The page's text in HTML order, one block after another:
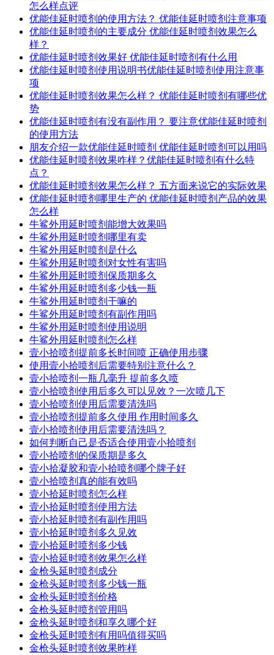
怎么样点评
优能佳延时喷剂的使用方法？ 优能佳延时喷剂注意事项
优能佳延时喷剂的主要成分 优能佳延时喷剂效果怎么
样？
优能佳延时喷剂效果好 优能佳延时喷剂有什么用
优能佳延时喷剂使用说明书优能佳延时喷剂使用注意事
项
优能佳延时喷剂效果怎么样？ 优能佳延时喷剂有哪些优
势
优能佳延时喷剂有没有副作用？ 要注意优能佳延时喷剂
的使用方法
朋友介绍一款优能佳延时喷剂 优能佳延时喷剂可以用吗
优能佳延时喷剂效果咋样？优能佳延时喷剂有什么特
点？
优能佳延时喷剂效果怎么样？ 五方面来说它的实际效果
优能佳延时喷剂哪里生产的 优能佳延时喷剂产品的效果
怎么样
牛鲨外用延时喷剂能增大效果吗
牛鲨外用延时喷剂哪里有卖
牛鲨外用延时喷剂是什么
牛鲨外用延时喷剂对女性有害吗
牛鲨外用延时喷剂保质期多久
牛鲨外用延时喷剂多少钱一瓶
牛鲨外用延时喷剂干嘛的
牛鲨外用延时喷剂有副作用吗
牛鲨外用延时喷剂使用说明
牛鲨外用延时喷剂怎么样
壹小拾喷剂提前多长时间喷 正确使用步骤
使用壹小拾喷剂后需要特别注意什么？
壹小拾喷剂一瓶几毫升 提前多久喷
壹小拾喷剂使用后多久可以见效？一次喷几下
壹小拾喷剂使用后需要清洗吗
壹小拾喷剂提前多久使用 作用时间多久
壹小拾喷剂使用后需要清洗吗？
如何判断自己是否适合使用壹小拾喷剂
壹小拾喷剂的保质期是多久
壹小拾凝胶和壹小拾喷剂哪个牌子好
壹小拾喷剂真的能有效吗
壹小拾延时喷剂怎么样
壹小拾延时喷剂使用方法
壹小拾延时喷剂有副作用吗
壹小拾延时喷剂多久见效
壹小拾延时喷剂多少钱
壹小拾延时喷剂效果怎么样
金枪头延时喷剂成分
金枪头延时喷剂多少钱一瓶
金枪头延时喷剂价格
金枪头延时喷剂管用吗
金枪头延时喷剂和享久哪个好
金枪头延时喷剂有用吗值得买吗
金枪头延时喷剂效果昨样